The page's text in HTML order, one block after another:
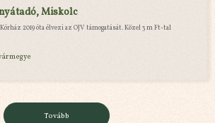
Miskolc
2019 óta élvezi az OJV támogatását. Közel 3 m Ft-tal
Tovább